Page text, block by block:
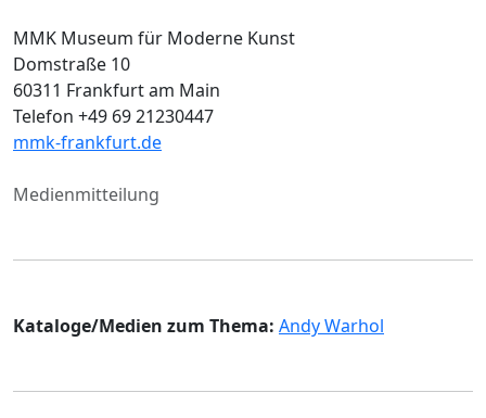
MMK Museum für Moderne Kunst
Domstraße 10
60311 Frankfurt am Main
Telefon +49 69 21230447
mmk-frankfurt.de
Medienmitteilung
Kataloge/Medien zum Thema: Andy Warhol